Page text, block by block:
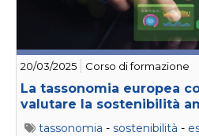
20/03/2025 Corso di formazione
La tassonomia europea
valutare la sostenibilità
tassonomia - sostenibilità -